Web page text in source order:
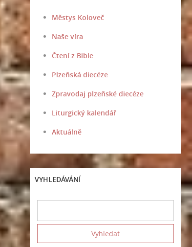
Městys Koloveč
Naše víra
Čtení z Bible
Plzeňská diecéze
Zpravodaj plzeňské diecéze
Liturgický kalendář
Aktuálně
VYHLEDÁVÁNÍ